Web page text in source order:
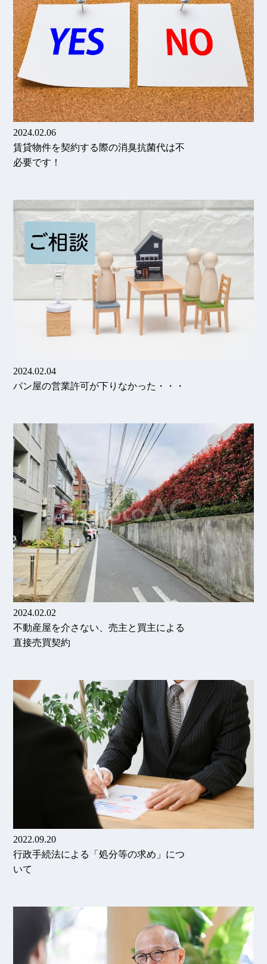
2024.02.06
賃貸物件を契約する際の消臭抗菌代は不
必要です！
2024.02.04
パン屋の営業許可が下りなかった・・・
2024.02.02
不動産屋を介さない、売主と買主による
直接売買契約
2022.09.20
行政手続法による「処分等の求め」につ
いて